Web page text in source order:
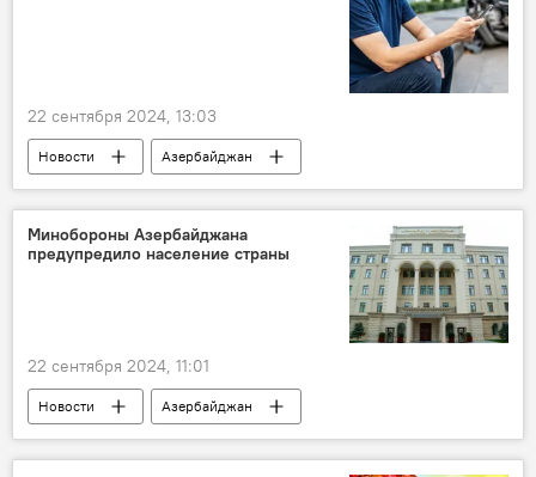
22 сентября 2024, 13:03
Новости
Азербайджан
Происшествия в Азербайджане
Баку
Аэропорт
шоссе
Авария
Погибший
Расследование
Минобороны Азербайджана
предупредило население страны
22 сентября 2024, 11:01
Новости
Азербайджан
Минобороны АР
Обращение